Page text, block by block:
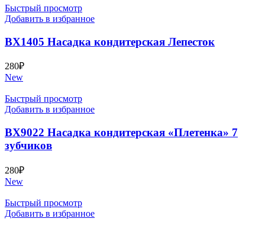
Быстрый просмотр
Добавить в избранное
BX1405 Насадка кондитерская Лепесток
280₽
New
Быстрый просмотр
Добавить в избранное
BX9022 Насадка кондитерская «Плетенка» 7
зубчиков
280₽
New
Быстрый просмотр
Добавить в избранное